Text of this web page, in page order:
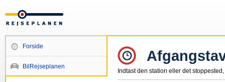
Forside
BilRejseplanen
Indtast den station eller det